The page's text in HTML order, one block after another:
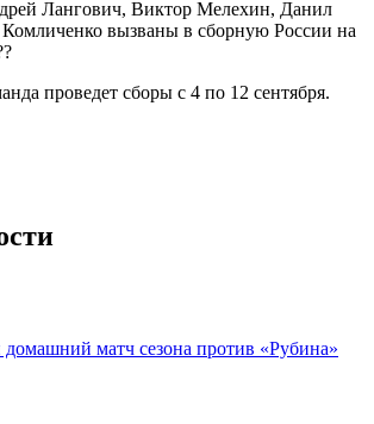
Лангович, Виктор Мелехин, Данил
вызваны в сборную России на
проведет сборы с 4 по 12 сентября.
матч сезона против «Рубина»